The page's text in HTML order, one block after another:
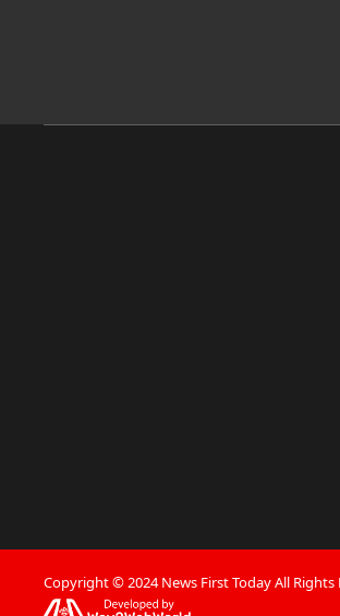
Copyright © 2024 News First Today All